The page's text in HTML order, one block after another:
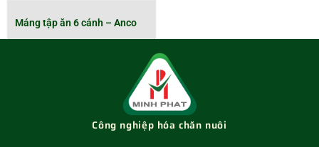
Máng tập ăn 6 cánh – Anco
Công nghiệp hóa chăn nuôi